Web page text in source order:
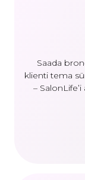
Saada
klienti tema
–